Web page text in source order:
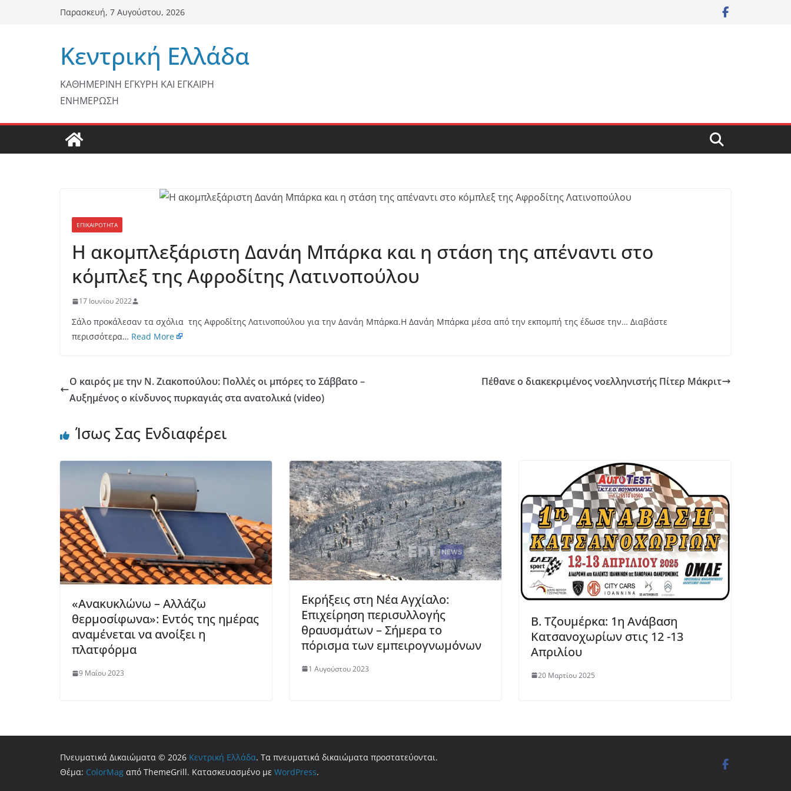
Παρασκευή, 7 Αυγούστου, 2026
Κεντρική Ελλάδα
ΚΑΘΗΜΕΡΙΝΗ ΕΓΚΥΡΗ ΚΑΙ ΕΓΚΑΙΡΗ
ΕΝΗΜΕΡΩΣΗ
ΕΠΙΚΑΙΡΟΤΗΤΑ
Η ακομπλεξάριστη Δανάη Μπάρκα και η στάση της απέναντι στο
κόμπλεξ της Αφροδίτης Λατινοπούλου
17 Ιουνίου 2022
Σάλο προκάλεσαν τα σχόλια της Αφροδίτης Λατινοπούλου για την Δανάη Μπάρκα.Η Δανάη Μπάρκα μέσα από την εκπομπή της έδωσε την… Διαβάστε
περισσότερα… Read More
Ο καιρός με την Ν. Ζιακοπούλου: Πολλές οι μπόρες το Σάββατο –
Αυξημένος ο κίνδυνος πυρκαγιάς στα ανατολικά (video)
Πέθανε ο διακεκριμένος νοελληνιστής Πίτερ Μάκριτ
Ίσως Σας Ενδιαφέρει
«Ανακυκλώνω – Αλλάζω
θερμοσίφωνα»: Εντός της ημέρας
αναμένεται να ανοίξει η
πλατφόρμα
9 Μαΐου 2023
Εκρήξεις στη Νέα Αγχίαλο:
Επιχείρηση περισυλλογής
θραυσμάτων – Σήμερα το
πόρισμα των εμπειρογνωμόνων
1 Αυγούστου 2023
Β. Τζουμέρκα: 1η Ανάβαση
Κατσανοχωρίων στις 12 -13
Απριλίου
20 Μαρτίου 2025
Πνευματικά Δικαιώματα © 2026 Κεντρική Ελλάδα. Τα πνευματικά δικαιώματα προστατεύονται.
Θέμα: ColorMag από ThemeGrill. Κατασκευασμένο με WordPress.